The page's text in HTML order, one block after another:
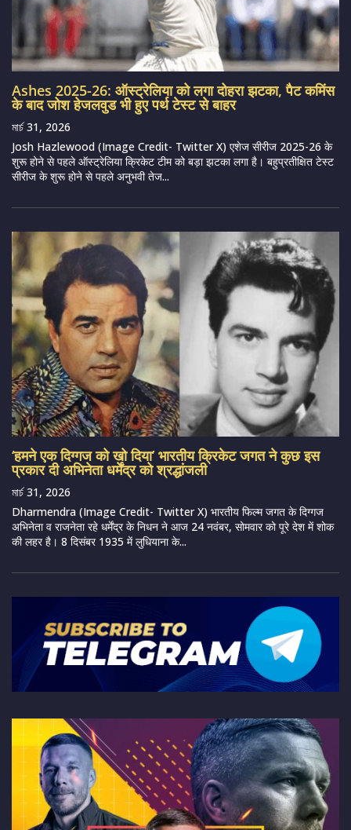
Ashes 2025-26: ऑस्ट्रेलिया को लगा दोहरा झटका, पैट कमिंस
के बाद जोश हेजलवुड भी हुए पर्थ टेस्ट से बाहर
মার্চ 31, 2026
Josh Hazlewood (Image Credit- Twitter X) एशेज सीरीज 2025-26 के
शुरू होने से पहले ऑस्ट्रेलिया क्रिकेट टीम को बड़ा झटका लगा है। बहुप्रतीक्षित टेस्ट
सीरीज के शुरू होने से पहले अनुभवी तेज...
‘हमने एक दिग्गज को खो दिया’ भारतीय क्रिकेट जगत ने कुछ इस
प्रकार दी अभिनेता धर्मेंद्र को श्रद्धांजली
মার্চ 31, 2026
Dharmendra (Image Credit- Twitter X) भारतीय फिल्म जगत के दिग्गज
अभिनेता व राजनेता रहे धर्मेंद्र के निधन ने आज 24 नवंबर, सोमवार को पूरे देश में शोक
की लहर है। 8 दिसंबर 1935 में लुधियाना के...